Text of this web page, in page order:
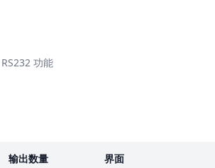
功能
输出数量 界面